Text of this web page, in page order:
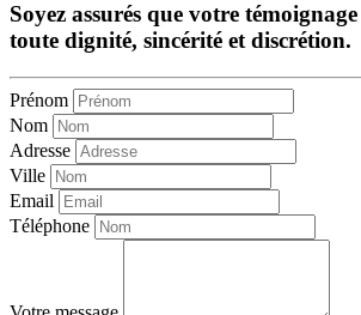
Soyez assurés que votre
toute dignité, sincérité et discrétion.
Prénom
Nom
Adresse
Ville
Email
Téléphone